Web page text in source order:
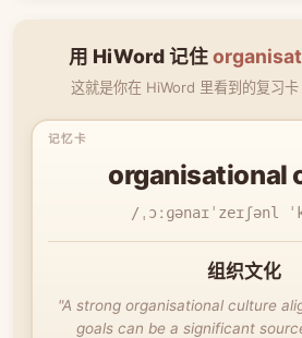
用 HiWord 记住
这就是你在 HiWord 里看到的复习
organisational
/ˌɔːɡənaɪˈzeɪʃənl
组织文化
"A strong organisational culture
goals can be a significant